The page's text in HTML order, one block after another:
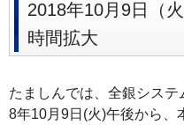
連
メ
2018年10月9日（
時間拡大
たましんでは、全銀シス
8年10月9日(火)午後から、